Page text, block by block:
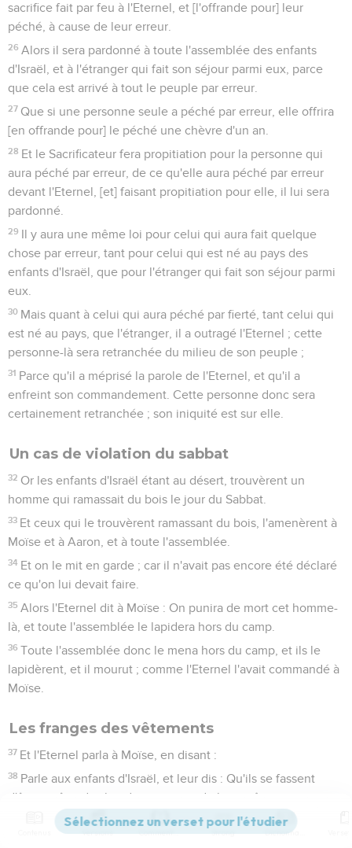
sacrifice fait par feu à l'Eternel, et [l'offrande pour] leur
péché, à cause de leur erreur.
26 Alors il sera pardonné à toute l'assemblée des enfants
d'Israël, et à l'étranger qui fait son séjour parmi eux, parce
que cela est arrivé à tout le peuple par erreur.
27 Que si une personne seule a péché par erreur, elle offrira
[en offrande pour] le péché une chèvre d'un an.
28 Et le Sacrificateur fera propitiation pour la personne qui
aura péché par erreur, de ce qu'elle aura péché par erreur
devant l'Eternel, [et] faisant propitiation pour elle, il lui sera
pardonné.
29 Il y aura une même loi pour celui qui aura fait quelque
chose par erreur, tant pour celui qui est né au pays des
enfants d'Israël, que pour l'étranger qui fait son séjour parmi
eux.
30 Mais quant à celui qui aura péché par fierté, tant celui qui
est né au pays, que l'étranger, il a outragé l'Eternel ; cette
personne-là sera retranchée du milieu de son peuple ;
31 Parce qu'il a méprisé la parole de l'Eternel, et qu'il a
enfreint son commandement. Cette personne donc sera
certainement retranchée ; son iniquité est sur elle.
Un cas de violation du sabbat
32 Or les enfants d'Israël étant au désert, trouvèrent un
homme qui ramassait du bois le jour du Sabbat.
33 Et ceux qui le trouvèrent ramassant du bois, l'amenèrent à
Moïse et à Aaron, et à toute l'assemblée.
34 Et on le mit en garde ; car il n'avait pas encore été déclaré
ce qu'on lui devait faire.
35 Alors l'Eternel dit à Moïse : On punira de mort cet homme-
là, et toute l'assemblée le lapidera hors du camp.
36 Toute l'assemblée donc le mena hors du camp, et ils le
lapidèrent, et il mourut ; comme l'Eternel l'avait commandé à
Moïse.
Les franges des vêtements
37 Et l'Eternel parla à Moïse, en disant :
38 Parle aux enfants d'Israël, et leur dis : Qu'ils se fassent
d'âge en âge des bandes aux pans de leurs vêtements, et
qu'ils mettent sur les bandes des pans [de leurs vêtements]
un cordon de couleur de pourpre.
Versions Commentaires Strong